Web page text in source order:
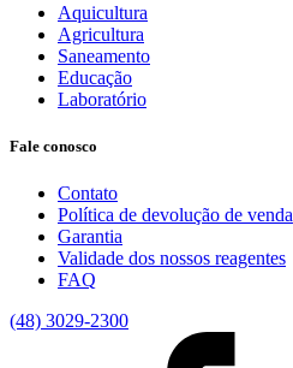
Aquicultura
Agricultura
Saneamento
Educação
Laboratório
Fale conosco
Contato
Política de devolução de venda
Garantia
Validade dos nossos reagentes
FAQ
(48) 3029-2300